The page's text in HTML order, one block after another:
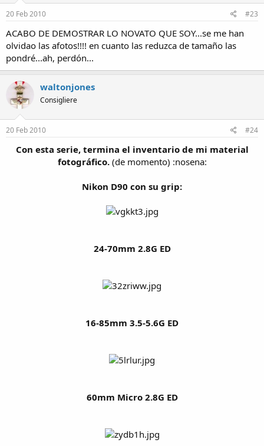
20 Feb 2010 #23
ACABO DE DEMOSTRAR LO NOVATO QUE SOY...se me han
olvidao las afotos!!!! en cuanto las reduzca de tamaño las
pondré...ah, perdón...
waltonjones
Consigliere
20 Feb 2010 #24
Con esta serie, termina el inventario de mi material
fotográfico. (de momento) :nosena:
Nikon D90 con su grip:
24-70mm 2.8G ED
16-85mm 3.5-5.6G ED
60mm Micro 2.8G ED